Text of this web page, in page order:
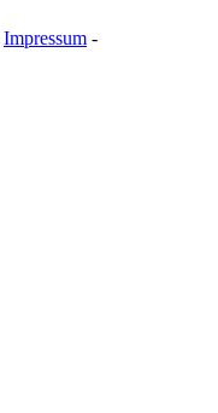
Impressum -